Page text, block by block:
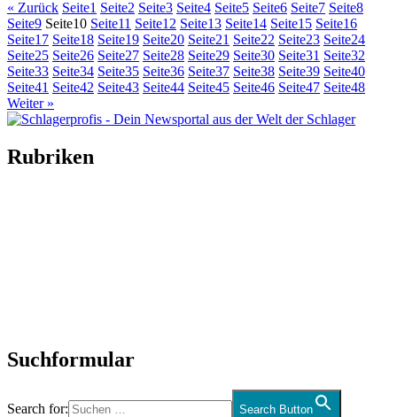
« Zurück Seite1 Seite2 Seite3 Seite4 Seite5 Seite6 Seite7 Seite8
Seite9 Seite10 Seite11 Seite12 Seite13 Seite14 Seite15 Seite16
Seite17 Seite18 Seite19 Seite20 Seite21 Seite22 Seite23 Seite24
Seite25 Seite26 Seite27 Seite28 Seite29 Seite30 Seite31 Seite32
Seite33 Seite34 Seite35 Seite36 Seite37 Seite38 Seite39 Seite40
Seite41 Seite42 Seite43 Seite44 Seite45 Seite46 Seite47 Seite48
Weiter »
Rubriken
Suchformular
Search for: Search Button